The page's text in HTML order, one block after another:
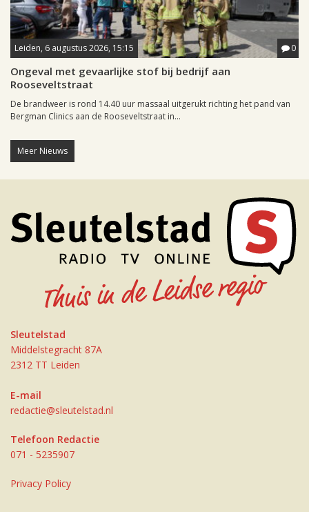
Leiden, 6 augustus 2026, 15:15 0
Ongeval met gevaarlijke stof bij bedrijf aan
Rooseveltstraat
De brandweer is rond 14.40 uur massaal uitgerukt richting het pand van
Bergman Clinics aan de Rooseveltstraat in...
Meer Nieuws
Sleutelstad
Middelstegracht 87A
2312 TT Leiden
E-mail
redactie@sleutelstad.nl
Telefoon Redactie
071 - 5235907
Privacy Policy